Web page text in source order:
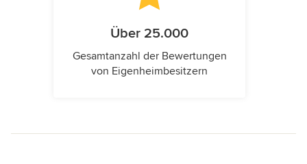
Über 25.000
Gesamtanzahl der Bewertungen
von Eigenheimbesitzern